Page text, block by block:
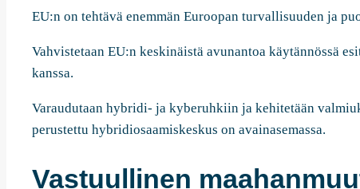
EU:n on tehtävä enemmän Euroopan turvallisuuden ja
Vahvistetaan EU:n keskinäistä avunantoa käytännössä
kanssa.
Varaudutaan hybridi- ja kyberuhkiin ja kehitetään
perustettu hybridiosaamiskeskus on avainasemassa.
Vastuullinen